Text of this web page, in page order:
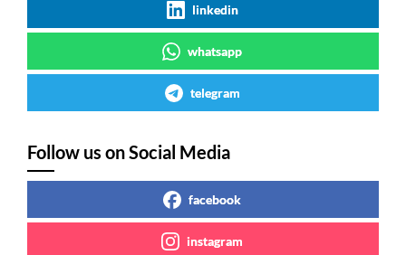
linkedin
whatsapp
telegram
Follow us on Social Media
facebook
instagram